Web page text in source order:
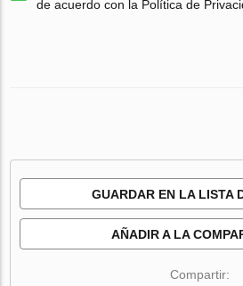
de acuerdo con la Política de
GUARDAR EN LA LISTA
AÑADIR A LA
Compartir: